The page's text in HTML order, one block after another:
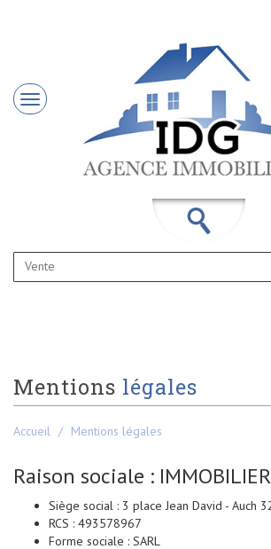
Vente
mentions légales
Accueil Mentions légales
Raison sociale :
Siège social : 3 place Jean David - Auch
RCS : 493578967
Forme sociale : SARL